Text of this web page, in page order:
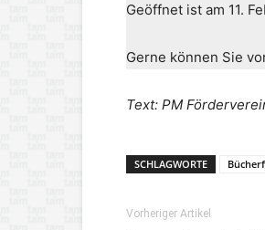
Geöffnet ist am 11.
Gerne können Sie
Text: PM
SCHLAGWORTE
Vorheriger Artikel